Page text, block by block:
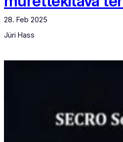
28. Feb 2025
Jüri Hass